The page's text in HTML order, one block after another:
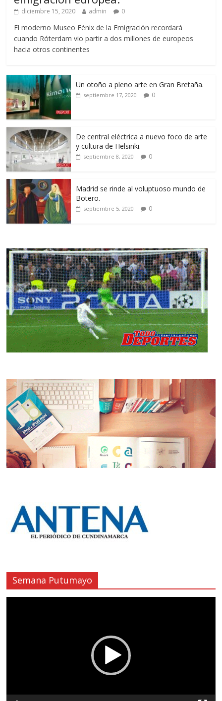
diciembre 15, 2020 admin 0
El moderno Museo Fénix de la Emigración recordará
cuando Róterdam vio partir a dos millones de europeos
hacia otros continentes
Un otoño a pleno arte en Gran Bretaña.
septiembre 17, 2020 0
De central eléctrica a nuevo foco de arte
y cultura de Helsinki.
septiembre 8, 2020 0
Madrid se rinde al voluptuoso mundo de
Botero.
septiembre 5, 2020 0
Semana Putumayo